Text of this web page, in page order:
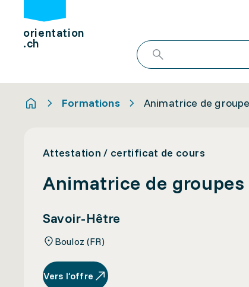
orientation
.ch
Formations Animatrice de
Attestation / certificat de cours
Animatrice de
Savoir-Hêtre
Bouloz (FR)
Vers l’offre